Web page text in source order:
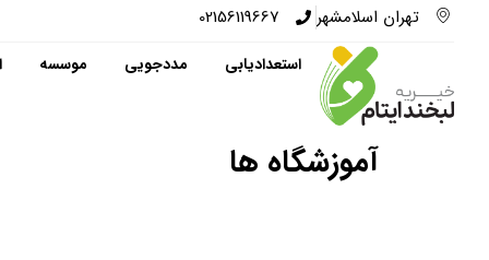
تهران اسلامشهر 02156119667
استعدادیابی مددجویی موسسه
آموزشگاه ها